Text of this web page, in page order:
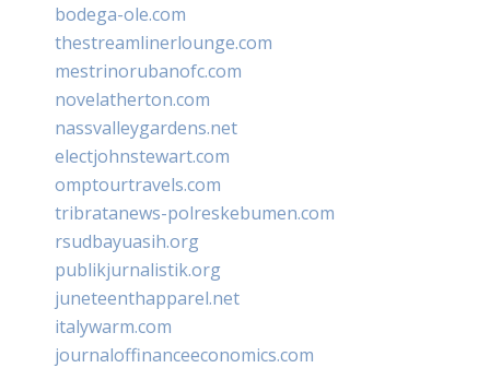
bodega-ole.com
thestreamlinerlounge.com
mestrinorubanofc.com
novelatherton.com
nassvalleygardens.net
electjohnstewart.com
omptourtravels.com
tribratanews-polreskebumen.com
rsudbayuasih.org
publikjurnalistik.org
juneteenthapparel.net
italywarm.com
journaloffinanceeconomics.com